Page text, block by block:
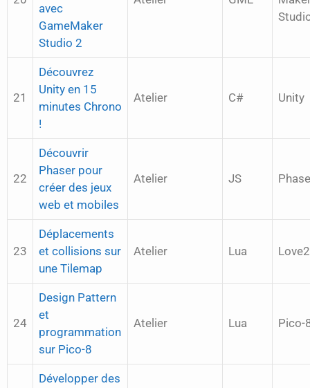
avec
GameMaker
Studio 2
21
Découvrez
Unity en 15
minutes Chrono
!
Atelier C# Unity
22
Découvrir
Phaser pour
créer des jeux
web et mobiles
Atelier JS
23
Déplacements
et collisions sur
une Tilemap
Atelier Lua
24
Design Pattern
et
programmation
sur Pico-8
Atelier Lua Pico-
Développer des